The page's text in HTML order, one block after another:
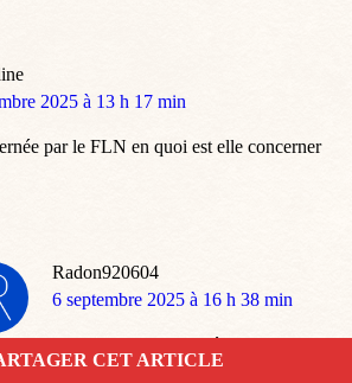
2025 à 13 h 17 min
par le FLN en quoi est elle concerner
Radon920604
dit
6 septembre 2025 à 16 h 38 min
la France qui est concernée par Gaza,
médias de grand chemin.
CET ARTICLE